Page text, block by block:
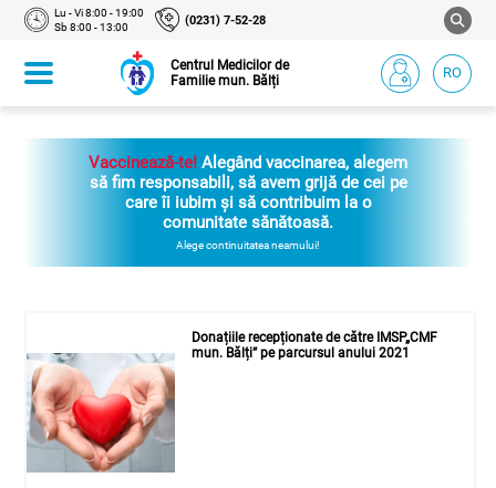
Lu - Vi 8:00 - 19:00
Sb 8:00 - 13:00
(0231) 7-52-28
Centrul Medicilor de
Familie mun. Bălți
RO
Vaccinează-te! Alegând vaccinarea, alegem
să fim responsabili, să avem grijă de cei pe
care îi iubim și să contribuim la o
comunitate sănătoasă.
Alege continuitatea neamului!
Donațiile recepționate de către IMSP„CMF
mun. Bălți” pe parcursul anului 2021